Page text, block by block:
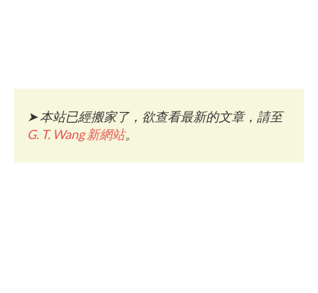
➤本站已經搬家了，欲查看最新的文章，請至
G. T. Wang 新網站。